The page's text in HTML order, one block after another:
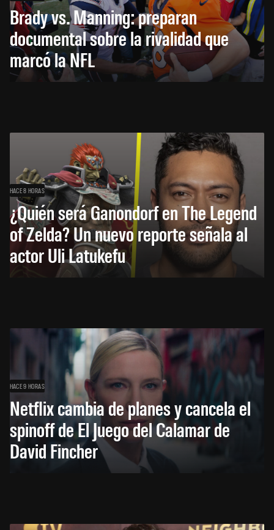
Brady vs. Manning: preparan
documental sobre la rivalidad que
marcó la NFL
HACE 8 HORAS
¿Quién será Ganondorf en The Legend
of Zelda? Un nuevo reporte señala al
actor Uli Latukefu
HACE 9 HORAS
Netflix cambia de planes y cancela el
spinoff de El Juego del Calamar de
David Fincher